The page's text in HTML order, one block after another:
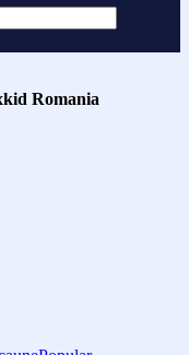
Romania